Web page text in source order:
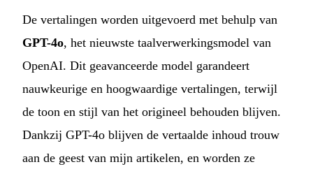
De vertalingen worden uitgevoerd met behulp van
GPT-4o, het nieuwste taalverwerkingsmodel van
OpenAI. Dit geavanceerde model garandeert
nauwkeurige en hoogwaardige vertalingen, terwijl
de toon en stijl van het origineel behouden blijven.
Dankzij GPT-4o blijven de vertaalde inhoud trouw
aan de geest van mijn artikelen, en worden ze